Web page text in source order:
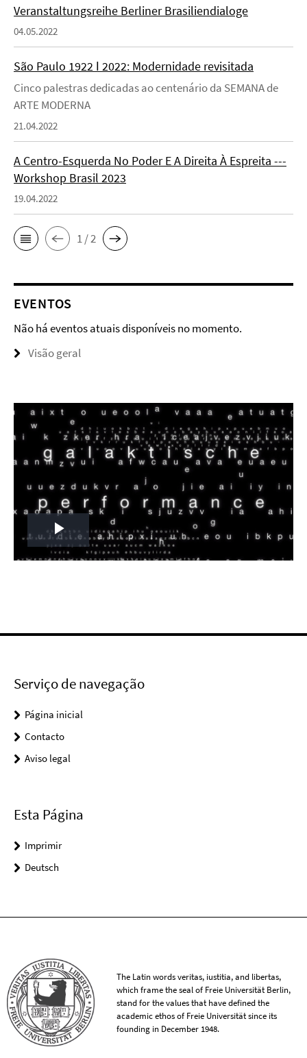
Veranstaltungsreihe Berliner Brasiliendialoge
04.05.2022
São Paulo 1922 ǀ 2022: Modernidade revisitada
Cinco palestras dedicadas ao centenário da SEMANA de
ARTE MODERNA
21.04.2022
A Centro-Esquerda No Poder E A Direita À Espreita ---
Workshop Brasil 2023
19.04.2022
1 / 2
EVENTOS
Não há eventos atuais disponíveis no momento.
Visão geral
Play
Serviço de navegação
Página inicial
Contacto
Aviso legal
Esta Página
Imprimir
Deutsch
The Latin words veritas, iustitia, and libertas,
which frame the seal of Freie Universität Berlin,
stand for the values that have defined the
academic ethos of Freie Universität since its
founding in December 1948.